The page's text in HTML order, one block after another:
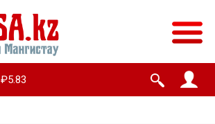
₽5.83